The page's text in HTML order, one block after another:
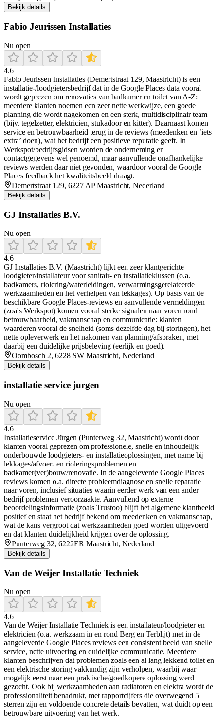
Bekijk details
Fabio Jeurissen Installaties
Nu open
4.6
Fabio Jeurissen Installaties (Demertstraat 129, Maastricht) is een
installatie-/loodgietersbedrijf dat in de Google Places data vooral
wordt geprezen om renovaties van badkamer en toilet van A-Z:
meerdere klanten noemen een zeer nette werkwijze, een goede
planning die wordt nagekomen en een sterk, multidisciplinair team
(bijv. tegelzetter, elektricien, stukadoor en kitter). Daarnaast komen
service en betrouwbaarheid terug in de reviews (meedenken en ‘iets
extra’ doen), wat het bedrijf een positieve reputatie geeft. In
Werkspot/bedrijfsgidsen worden de onderneming en
contactgegevens wel genoemd, maar aanvullende onafhankelijke
reviews werden daar niet gevonden, waardoor vooral de Google
Places feedback het kwaliteitsbeeld draagt.
Demertstraat 129, 6227 AP Maastricht, Nederland
Bekijk details
GJ Installaties B.V.
Nu open
4.6
GJ Installaties B.V. (Maastricht) lijkt een zeer klantgerichte
loodgieter/installateur voor sanitair- en installatieklussen (o.a.
badkamers, riolering/waterleidingen, verwarmingsgerelateerde
werkzaamheden en het verhelpen van lekkages). Op basis van de
beschikbare Google Places-reviews en aanvullende vermeldingen
(zoals Werkspot) komen vooral sterke signalen naar voren rond
betrouwbaarheid, vakmanschap en communicatie: klanten
waarderen vooral de snelheid (soms dezelfde dag bij storingen), het
nette opleverwerk en het nakomen van planning/afspraken, met
daarbij een duidelijke prijsbeleving (eerlijk en goed).
Oombosch 2, 6228 SW Maastricht, Nederland
Bekijk details
installatie service jurgen
Nu open
4.6
Installatieservice Jürgen (Punterweg 32, Maastricht) wordt door
klanten vooral geprezen om professionele, snelle en inhoudelijk
onderbouwde loodgieters- en installatieoplossingen, met name bij
lekkages/afvoer- en rioleringsproblemen en
badkamer(ver)bouw/renovatie. In de aangeleverde Google Places
reviews komen o.a. directe probleemdiagnose en snelle reparatie
naar voren, inclusief situaties waarin eerder werk van een ander
bedrijf problemen veroorzaakte. Aanvullend op externe
beoordelingsinformatie (zoals Trustoo) blijft het algemene klantbeeld
positief en staat het bedrijf bekend om meedenken en vakmanschap,
wat de kans vergroot dat werkzaamheden goed worden uitgevoerd
en dat klanten duidelijkheid krijgen over de oplossing.
Punterweg 32, 6222ER Maastricht, Nederland
Bekijk details
Van de Weijer Installatie Techniek
Nu open
4.6
Van de Weijer Installatie Techniek is een installateur/loodgieter en
elektricien (o.a. werkzaam in en rond Berg en Terblijt) met in de
aangeleverde Google Places reviews een consistent beeld van snelle
service, nette uitvoering en duidelijke communicatie. Meerdere
klanten beschrijven dat problemen zoals een al lang lekkend toilet en
een elektrische storing vakkundig zijn verholpen, waarbij waar
mogelijk eerst naar een praktische/goedkopere oplossing werd
gezocht. Ook bij werkzaamheden aan radiatoren en elektra wordt de
professionaliteit benadrukt, met rapportcijfers die overwegend 5
sterren zijn en voldoende concrete details bevatten, wat duidt op een
betrouwbare uitvoering van het werk.